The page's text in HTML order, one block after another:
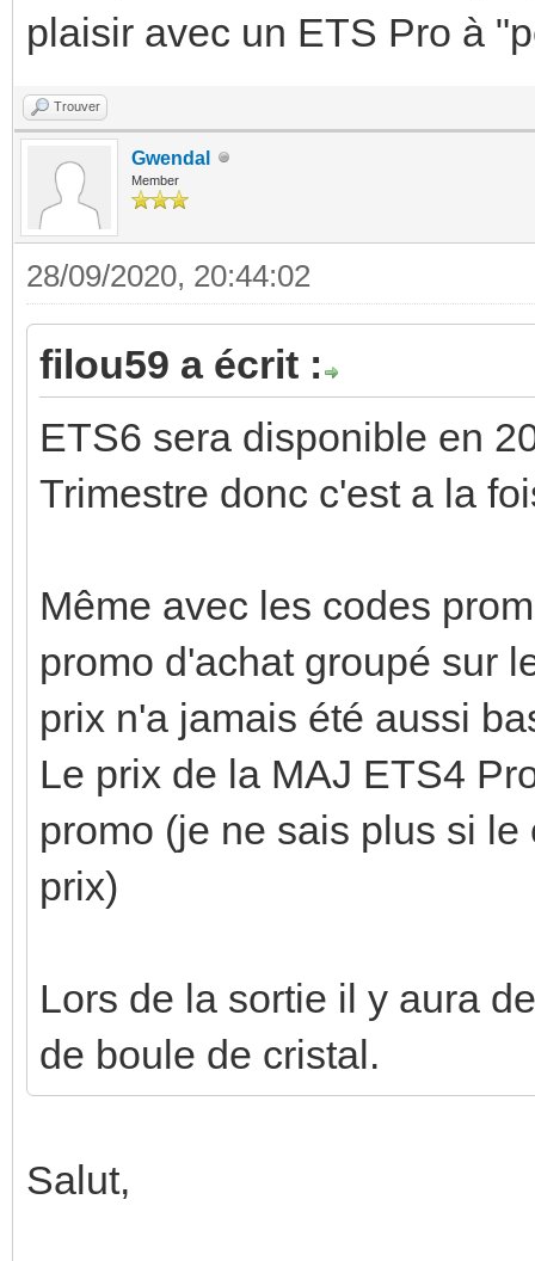
plaisir avec un ETS Pro à
Trouver
Gwendal
Member
28/09/2020, 20:44:02
filou59 a écrit :
ETS6 sera disponible en
Trimestre donc c'est a la
Même avec les codes
promo d'achat groupé sur
prix n'a jamais été aussi
Le prix de la MAJ ETS4
promo (je ne sais plus si
prix)
Lors de la sortie il y aura
de boule de cristal.
Salut,